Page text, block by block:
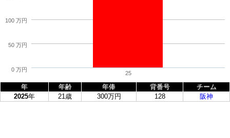
25
0 万円
50 万円
100 万円
年 年齢 年俸 背番号
チーム
2025年 21歳 300万円 128 阪神